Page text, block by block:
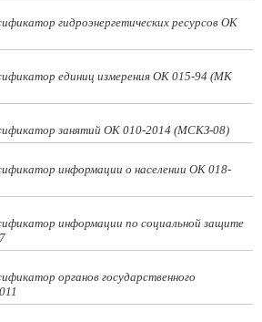
гидроэнергетических ресурсов ОК
единиц измерения ОК 015-94 (МК
занятий ОК 010-2014 (МСКЗ-08)
информации о населении ОК 018-
информации по социальной защите
органов государственного